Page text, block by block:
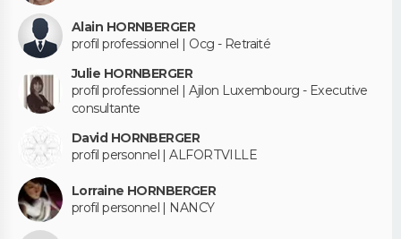
Alain HORNBERGER
profil professionnel | Ocg - Retraité
Julie HORNBERGER
profil professionnel | Ajilon Luxembourg - Executive
consultante
David HORNBERGER
profil personnel | ALFORTVILLE
Lorraine HORNBERGER
profil personnel | NANCY